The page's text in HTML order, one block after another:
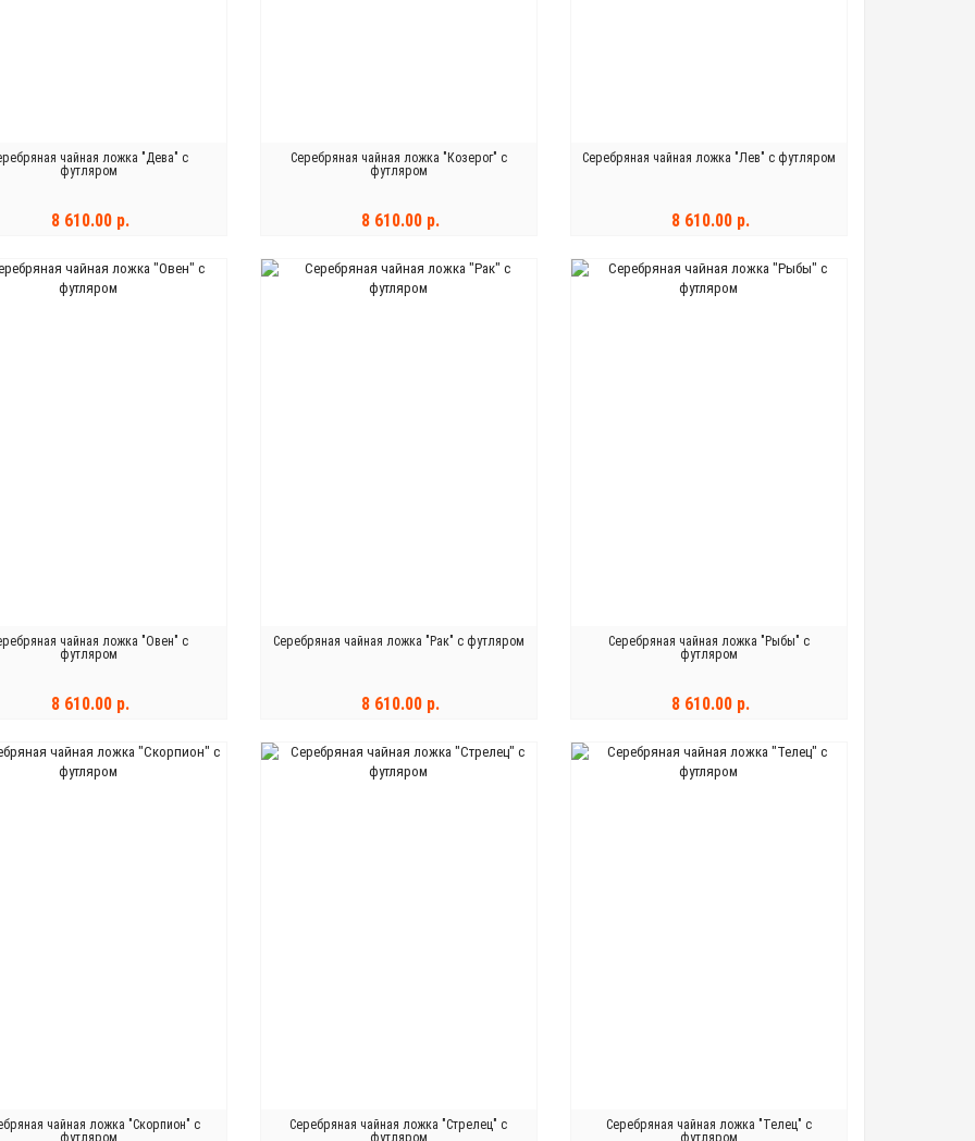
чайная ложка "Дева" с
футляром
8 610.00 р.
В КОРЗИНУ
Серебряная чайная ложка "Козерог" с
футляром
8 610.00 р.
В КОРЗИНУ
Серебряная чайная ложка "Лев" с футляром
8 610.00 р.
В КОРЗИНУ
чайная ложка "Овен" с
футляром
8 610.00 р.
В КОРЗИНУ
Серебряная чайная ложка "Рак" с футляром
8 610.00 р.
В КОРЗИНУ
Серебряная чайная ложка "Рыбы" с
футляром
8 610.00 р.
В КОРЗИНУ
чайная ложка "Скорпион" с
футляром
Серебряная чайная ложка "Стрелец" с
футляром
Серебряная чайная ложка "Телец" с
футляром